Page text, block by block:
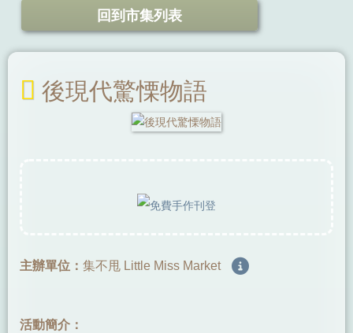
回到市集列表
後現代驚慄物語
主辦單位： 集不甩 Little Miss Market
活動簡介：